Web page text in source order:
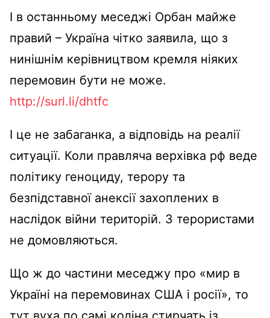
І в останньому меседжі Орбан майже
правий – Україна чітко заявила, що з
нинішнім керівництвом кремля ніяких
перемовин бути не може.
http://surl.li/dhtfc
І це не забаганка, а відповідь на реалії
ситуації. Коли правляча верхівка рф веде
політику геноциду, терору та
безпідставної анексії захоплених в
наслідок війни територій. З терористами
не домовляються.
Що ж до частини меседжу про «мир в
Україні на перемовинах США і росії», то